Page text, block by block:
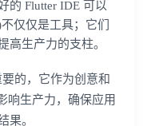
的 Flutter IDE 可以
仅仅是工具；它们
高生产力的支柱。
的，它作为创意和
响生产力，确保应用
果。